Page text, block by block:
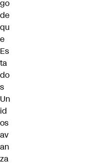
go
de
qu
e
Es
ta
do
s
Un
id
os
av
an
za